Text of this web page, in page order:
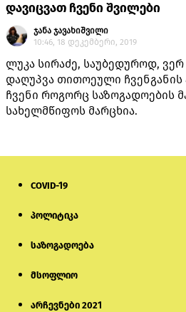
დავიცვათ ჩვენი შვილები
ჯანა ჯავახიშვილი
10:46, 18 დეკემბერი, 2019
ლუკა სირაძე, საუბედუროდ,
დაღუპვა თითოეული ჩვენგანის
ჩვენი როგორც საზოგადოების
სახელმწიფოს მარცხია.
COVID-19
პოლიტიკა
საზოგადოება
მსოფლიო
არჩევნები 2021